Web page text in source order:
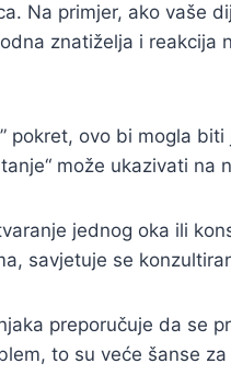
Na primjer, ako vaše
znatiželja i reakcija
pokret, ovo bi mogla biti
može ukazivati na
jednog oka ili
savjetuje se
preporučuje da se
to su veće šanse